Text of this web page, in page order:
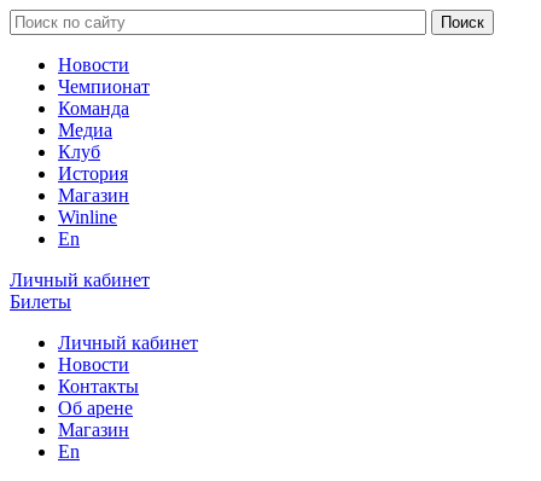
Новости
Чемпионат
Команда
Медиа
Клуб
История
Магазин
Winline
En
Личный кабинет
Билеты
Личный кабинет
Новости
Контакты
Об арене
Магазин
En